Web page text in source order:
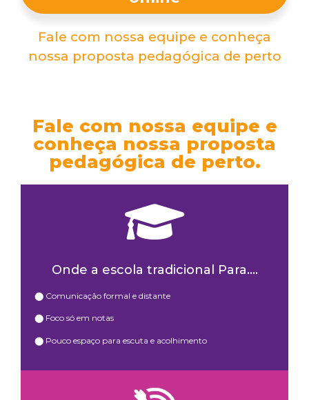
Fale com nossa equipe e conheça
nossa proposta pedagógica de perto
Fale com nossa equipe e
conheça nossa proposta
pedagógica de perto.
Onde a escola tradicional Para....
⬤ Comunicação formal e distante
⬤ Foco só em notas
⬤ Pouco espaço para escuta e acolhimento